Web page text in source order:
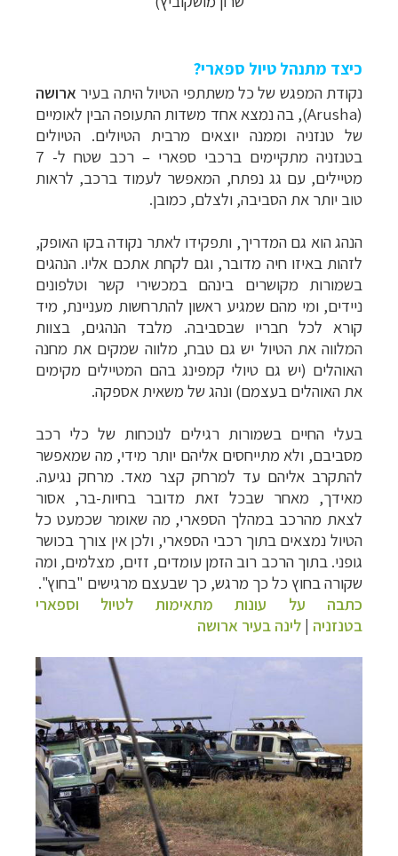
כיצד מתנהל טיול ספארי?
נקודת המפגש של כל משתתפי הטיול היתה בעיר ארושה
(
Arusha), בה נמצא אחד משדות התעופה הבין לאומיים
של טנזניה וממנה יוצאים מרבית הטיולים. הטיולים
בטנזניה מתקיימים ברכבי ספארי – רכב שטח ל- 7
מטיילים, עם גג נפתח, המאפשר לעמוד ברכב, לראות
טוב יותר את הסביבה, ולצלם, כמובן.
הנהג הוא גם המדריך, ותפקידו לאתר נקודה בקו האופק,
לזהות באיזו חיה מדובר, וגם לקחת אתכם אליו. הנהגים
בשמורות מקושרים בינהם במכשירי קשר וטלפונים
ניידים, ומי מהם שמגיע ראשון להתרחשות מעניינת, מיד
קורא לכל חבריו שבסביבה. מלבד הנהגים, בצוות
המלווה את הטיול יש גם טבח, מלווה שמקים את מחנה
האוהלים (יש גם טיולי קמפינג בהם המטיילים מקימים
את האוהלים בעצמם) ונהג של משאית אספקה.
בעלי החיים בשמורות רגילים לנוכחות של כלי רכב
מסביבם, ולא מתייחסים אליהם יותר מידי, מה שמאפשר
להתקרב אליהם עד למרחק קצר מאד. מרחק נגיעה.
מאידך, מאחר שבכל זאת מדובר בחיות-בר, אסור
לצאת מהרכב במהלך הספארי, מה שאומר שכמעט כל
הטיול נמצאים בתוך רכבי הספארי, ולכן אין צורך בכושר
גופני. בתוך הרכב רוב הזמן עומדים, זזים, מצלמים, ומה
שקורה בחוץ כל כך מרגש, כך שבעצם מרגישים "בחוץ".
כתבה על עונות מתאימות לטיול וספארי
בטנזניה | לינה בעיר ארושה
צלילה ביעדים אקזוטייםלחצו לרשימת יעדים »
טיולי אקטיב - אופניים, שייט והליכה לחצו לרשימת
יעדים »
טיול עצמאי לדרום אמריקה לחצו לרשימת ההצעות »